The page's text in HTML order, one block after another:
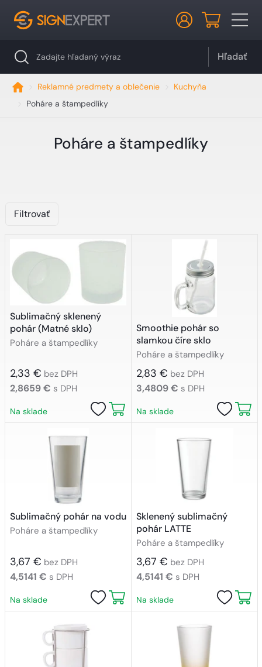
Hľadať
Reklamné predmety a oblečenie
Kuchyňa
Poháre a štampedlíky
Poháre a štampedlíky
Filtrovať
Sublimačný sklenený
pohár (Matné sklo)
Poháre a štampedlíky
2,33 € bez DPH
2,8659 € s DPH
Na sklade
Smoothie pohár so
slamkou číre sklo
Poháre a štampedlíky
2,83 € bez DPH
3,4809 € s DPH
Na sklade
Sublimačný pohár na vodu
Poháre a štampedlíky
3,67 € bez DPH
4,5141 € s DPH
Na sklade
Sklenený sublimačný
pohár LATTE
Poháre a štampedlíky
3,67 € bez DPH
4,5141 € s DPH
Na sklade